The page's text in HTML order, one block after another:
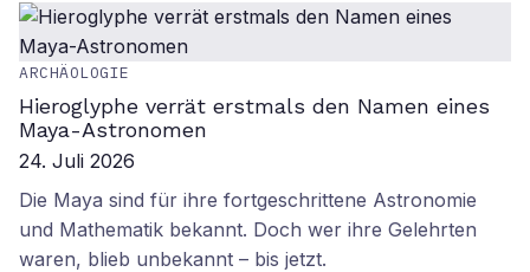
ARCHÄOLOGIE
Hieroglyphe verrät erstmals den Namen eines
Maya-Astronomen
24. Juli 2026
Die Maya sind für ihre fortgeschrittene Astronomie
und Mathematik bekannt. Doch wer ihre Gelehrten
waren, blieb unbekannt – bis jetzt.